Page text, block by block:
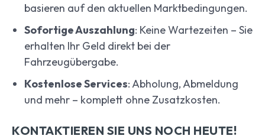
basieren auf den aktuellen Marktbedingungen.
Sofortige Auszahlung: Keine Wartezeiten – Sie
erhalten Ihr Geld direkt bei der
Fahrzeugübergabe.
Kostenlose Services: Abholung, Abmeldung
und mehr – komplett ohne Zusatzkosten.
KONTAKTIEREN SIE UNS NOCH HEUTE!